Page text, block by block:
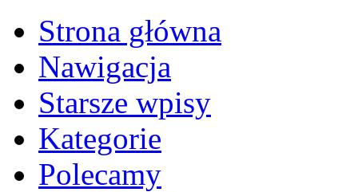
Strona główna
Nawigacja
Starsze wpisy
Kategorie
Polecamy